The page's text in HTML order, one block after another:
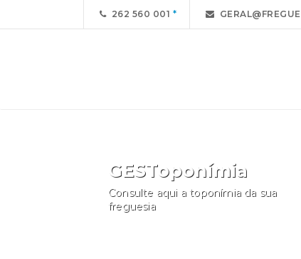
262 560 001
GESToponímia
Consulte aqui a toponímia da sua
freguesia